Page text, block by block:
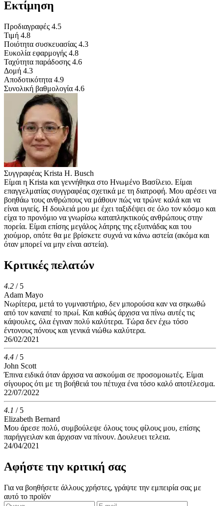
Εκτίμηση
Προδιαγραφές 4.5
Τιμή 4.8
Ποιότητα συσκευασίας 4.3
Ευκολία εφαρμογής 4.8
Ταχύτητα παράδοσης 4.6
Δομή 4.3
Αποδοτικότητα 4.9
Συνολική βαθμολογία 4.6
Συγγραφέας Krista H. Busch
Είμαι η Krista και γεννήθηκα στο Ηνωμένο Βασίλειο. Είμαι
επαγγελματίας συγγραφέας σχετικά με τη διατροφή. Μου αρέσει να
βοηθάω τους ανθρώπους να μάθουν πώς να τρώνε καλά και να
είναι υγιείς. Η δουλειά μου με έχει ταξιδέψει σε όλο τον κόσμο και
είχα το προνόμιο να γνωρίσω καταπληκτικούς ανθρώπους στην
πορεία. Είμαι επίσης μεγάλος λάτρης της εξυπνάδας και του
χιούμορ, οπότε θα με βρίσκετε συχνά να κάνω αστεία (ακόμα και
όταν μπορεί να μην είναι αστεία).
Κριτικές πελατών
4.2 / 5
Adam Mayo
Νωρίτερα, μετά το γυμναστήριο, δεν μπορούσα καν να σηκωθώ
από τον καναπέ το πρωί. Και καθώς άρχισα να πίνω αυτές τις
κάψουλες, όλα έγιναν πολύ καλύτερα. Τώρα δεν έχω τόσο
έντονους πόνους και γενικά νιώθω καλύτερα.
26/02/2021
4.4 / 5
John Scott
Έπινα ειδικά όταν άρχισα να ασκούμαι σε προσομοιωτές. Είμαι
σίγουρος ότι με τη βοήθειά του πέτυχα ένα τόσο καλό αποτέλεσμα.
22/07/2022
4.1 / 5
Elizabeth Bernard
Μου άρεσε πολύ, συμβούλεψε όλους τους φίλους μου, επίσης
παρήγγειλαν και άρχισαν να πίνουν. Δουλευει τελεια.
24/04/2021
Αφήστε την κριτική σας
Για να βοηθήσετε άλλους χρήστες, γράψτε την εμπειρία σας με
αυτό το προϊόν